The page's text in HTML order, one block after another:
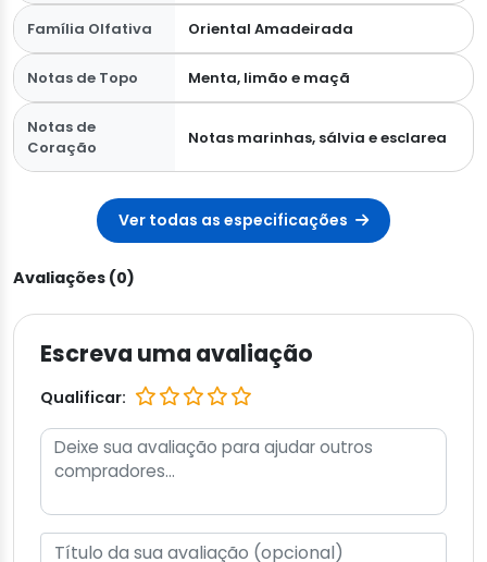
Família Olfativa Oriental Amadeirada
Notas de Topo Menta, limão e maçã
Notas de
Coração
Notas marinhas, sálvia e esclarea
Ver todas as especificações
Avaliações (0)
Escreva uma avaliação
Qualificar: